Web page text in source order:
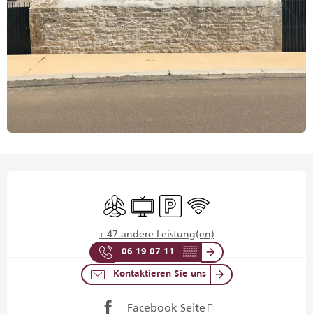
Klimaanlage
FernsehenParkplatz
Wi-Fi
+ 47 andere Leistung(en)
06 19 07 11 ▒▒
Kontaktieren Sie uns
Facebook Seite